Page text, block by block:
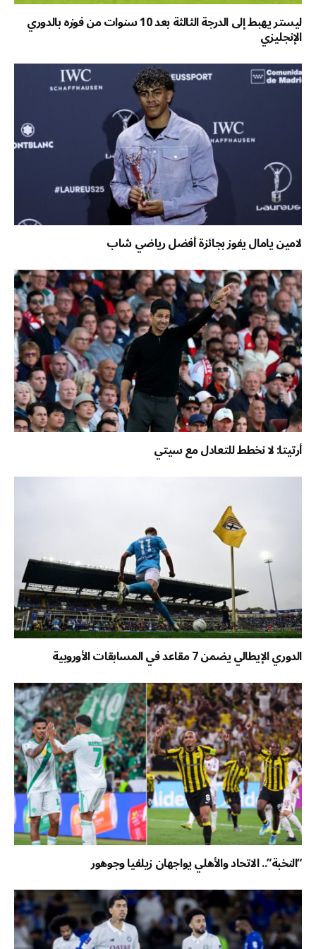
ليستر يهبط إلى الدرجة الثالثة بعد 10 سنوات من فوزه بالدوري
الإنجليزي
لامين يامال يفوز بجائزة أفضل رياضي شاب
أرتيتا: لا نخطط للتعادل مع سيتي
الدوري الإيطالي يضمن 7 مقاعد في المسابقات الأوروبية
“النخبة”.. الاتحاد والأهلي يواجهان زيلفيا وجوهور